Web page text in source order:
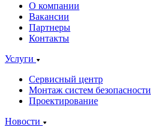
О компании
Вакансии
Партнеры
Контакты
Услуги
Сервисный центр
Монтаж систем безопасности
Проектирование
Новости